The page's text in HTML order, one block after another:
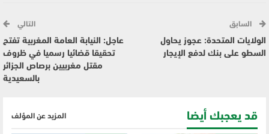
السابق
الولايات المتحدة: عجوز يحاول
السطو على بنك لدفع الإيجار
التالي
عاجل: النيابة العامة المغربية تفتح
تحقيقا قضائيا رسميا في ظروف
مقتل مغربيين برصاص الجزائر
بالسعيدية
قد يعجبك أيضا المزيد عن المؤلف